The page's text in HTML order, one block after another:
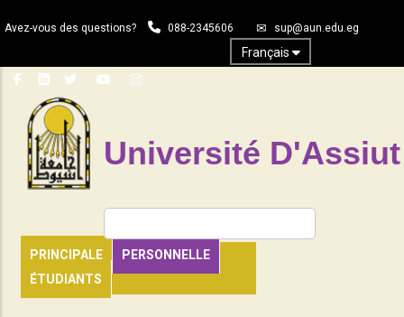
au
principal
Avez-vous des questions? 088-2345606 sup@aun.edu.eg
Français
Université D'Assiut
PRINCIPALE
PERSONNELLE
ÉTUDIANTS